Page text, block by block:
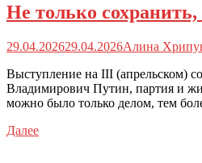
Не только
29.04.202629.04.2026Алина
Выступление на III (апрельском)
Владимирович Путин, партия и
можно было только делом, тем
Далее